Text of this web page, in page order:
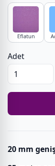
Eflatun
Adet
20 mm